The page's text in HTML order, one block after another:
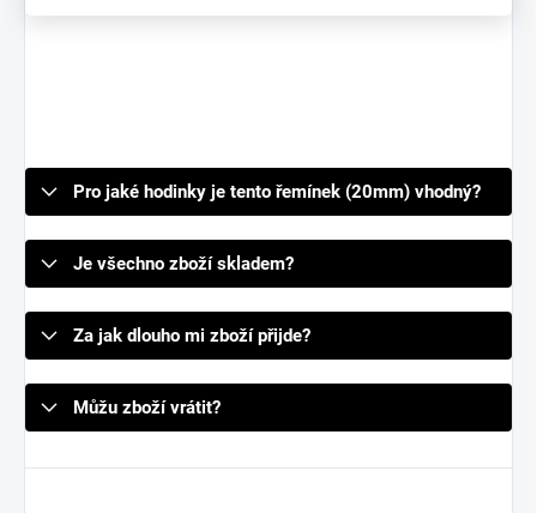
Pro jaké hodinky je tento řemínek (20mm) vhodný?
Je všechno zboží skladem?
Za jak dlouho mi zboží přijde?
Můžu zboží vrátit?